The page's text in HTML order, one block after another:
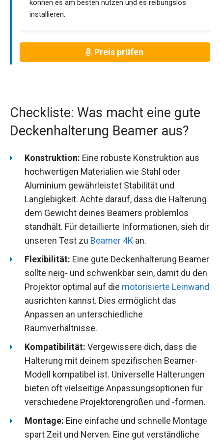
können es am besten nutzen und es reibungslos
installieren.
Preis prüfen
Checkliste: Was macht eine gute
Deckenhalterung Beamer aus?
Konstruktion: Eine robuste Konstruktion aus
hochwertigen Materialien wie Stahl oder
Aluminium gewährleistet Stabilität und
Langlebigkeit. Achte darauf, dass die Halterung
dem Gewicht deines Beamers problemlos
standhält. Für detaillierte Informationen, sieh dir
unseren Test zu Beamer 4K an.
Flexibilität: Eine gute Deckenhalterung Beamer
sollte neig- und schwenkbar sein, damit du den
Projektor optimal auf die motorisierte Leinwand
ausrichten kannst. Dies ermöglicht das
Anpassen an unterschiedliche
Raumverhältnisse.
Kompatibilität: Vergewissere dich, dass die
Halterung mit deinem spezifischen Beamer-
Modell kompatibel ist. Universelle Halterungen
bieten oft vielseitige Anpassungsoptionen für
verschiedene Projektorengrößen und -formen.
Montage: Eine einfache und schnelle Montage
spart Zeit und Nerven. Eine gut verständliche